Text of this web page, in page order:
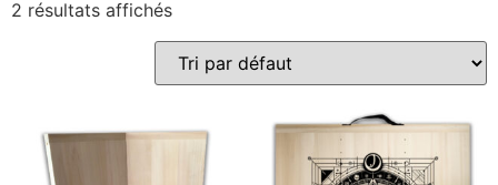
2 résultats affichés